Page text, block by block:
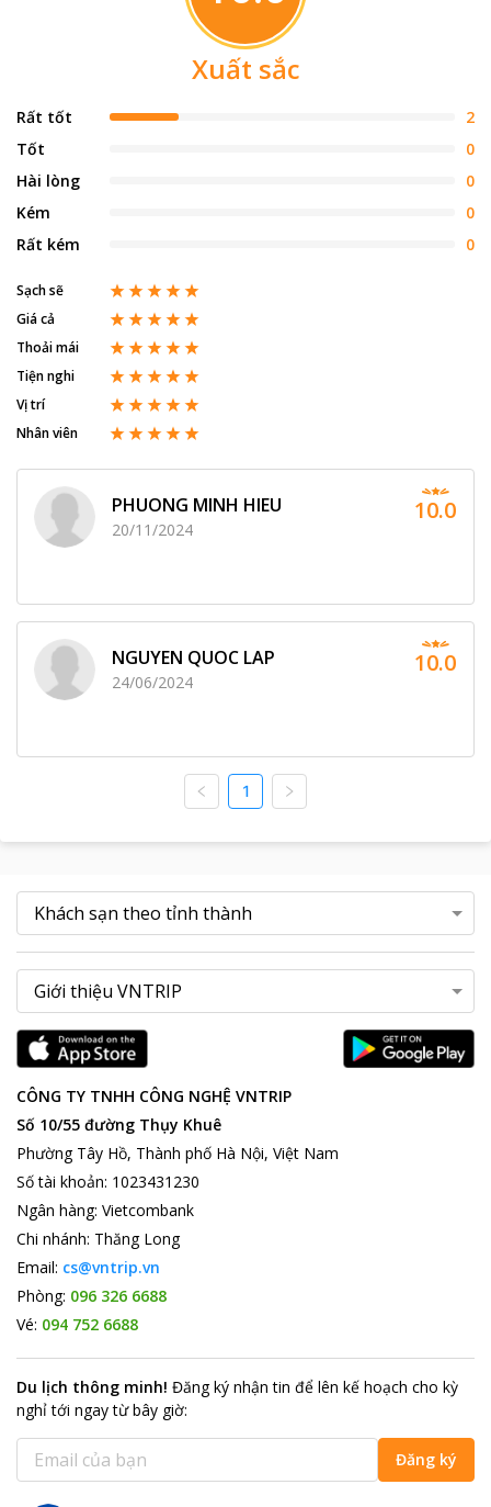
Xuất sắc
Rất tốt
2
Tốt
0
Hài lòng
0
Kém
0
Rất kém
0
Sạch sẽ
Giá cả
Thoải mái
Tiện nghi
Vị trí
Nhân viên
PHUONG MINH HIEU
20/11/2024
10.0
NGUYEN QUOC LAP
24/06/2024
10.0
1
CÔNG TY TNHH CÔNG NGHỆ VNTRIP
Số 10/55 đường Thụy Khuê
Phường Tây Hồ, Thành phố Hà Nội, Việt Nam
Số tài khoản: 1023431230
Ngân hàng: Vietcombank
Chi nhánh: Thăng Long
Email: cs@vntrip.vn
Phòng: 096 326 6688
Vé: 094 752 6688
Du lịch thông minh! Đăng ký nhận tin để lên kế hoạch cho kỳ
nghỉ tới ngay từ bây giờ:
Đăng ký